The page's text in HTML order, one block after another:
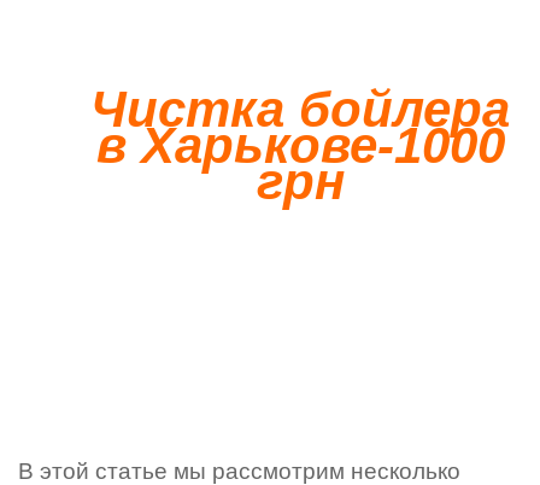
Чистка бойлера
в Харькове-1000
грн
В этой статье мы рассмотрим несколько